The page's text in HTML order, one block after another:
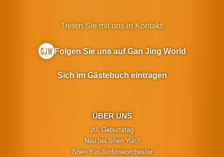
ÜBER UNS
20. Geburtstag
Neu bei Shen Yun?
Shen Yun Sinfonieorchester
Treten Sie mit uns in Kontakt:
Folgen Sie uns auf Gan Jing World
Sich im Gästebuch eintragen